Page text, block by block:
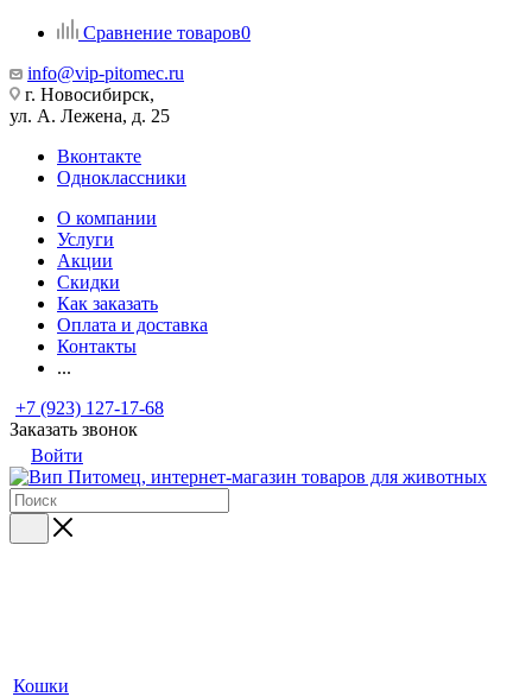
Сравнение товаров0
info@vip-pitomec.ru
г. Новосибирск,
ул. А. Лежена, д. 25
Вконтакте
Одноклассники
О компании
Услуги
Акции
Скидки
Как заказать
Оплата и доставка
Контакты
...
+7 (923) 127-17-68
Заказать звонок
Войти
Кошки